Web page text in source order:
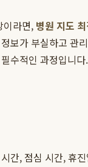
이라면, 병원 지도
보가 부실하고
수적인 과정입니
간, 점심 시간, 휴